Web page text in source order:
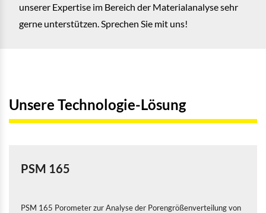
unserer Expertise im Bereich der Materialanalyse sehr
gerne unterstützen. Sprechen Sie mit uns!
Unsere Technologie-Lösung
PSM 165
PSM 165 Porometer zur Analyse der Porengrößenverteilung von